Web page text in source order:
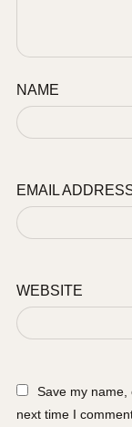
NAME
EMAIL
WEBSITE
Save my name,
next time I